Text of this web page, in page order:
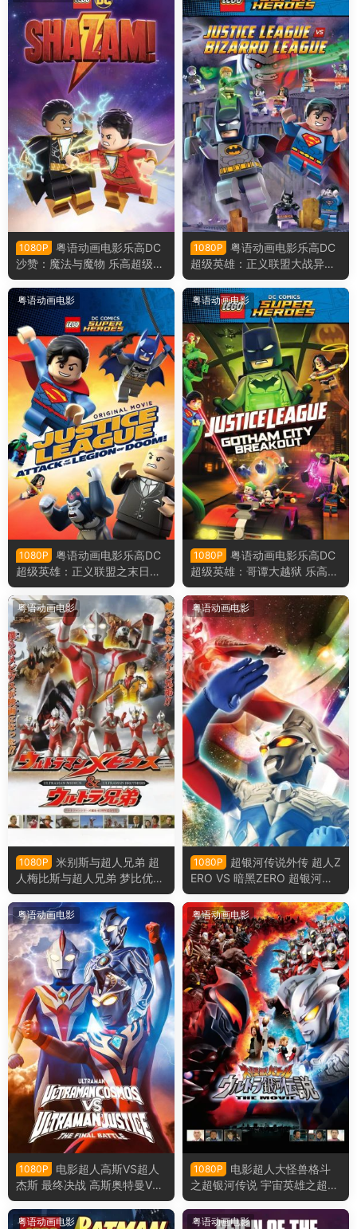
1080P
粤语动画电影乐高DC
沙赞：魔法与魔物 乐高超级英
雄沙赞：魔法与魔物粤语版
1080P
粤语动画电影乐高DC
超级英雄：正义联盟大战异魔
联盟 乐高超级英雄：正义联盟
对比扎罗联盟粤语版
粤语动画电影
1080P
粤语动画电影乐高DC
超级英雄：正义联盟之末日军
团的进攻 乐高正义联盟：毁灭
军团来袭粤语版
粤语动画电影
1080P
粤语动画电影乐高DC
超级英雄：哥谭大越狱 乐高超
级英雄：正义联盟之冲出哥谭
市粤语版
粤语动画电影
1080P
米别斯与超人兄弟 超
人梅比斯与超人兄弟 梦比优斯
奥特曼和奥特兄弟粤语版
粤语动画电影
1080P
超银河传说外传 超人Z
ERO VS 暗黑ZERO 超银河传
说外传：赛罗奥特曼vs黑暗独
眼巨人赛罗粤语版
粤语动画电影
1080P
电影超人高斯VS超人
杰斯 最终决战 高斯奥特曼VS
杰斯提斯奥特曼 高斯迪斯终极
之战粤语版
粤语动画电影
1080P
电影超人大怪兽格斗
之超银河传说 宇宙英雄之超银
河传说粤语版
粤语动画电影 粤语动画电影